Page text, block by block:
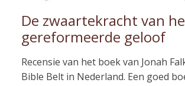
De zwaartekracht van
gereformeerde geloof
Recensie van het boek van Jonah
Bible Belt in Nederland. Een goed